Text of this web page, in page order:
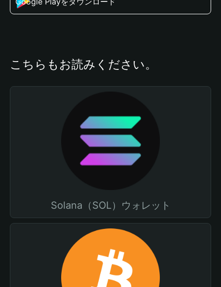
こちらもお読みください。
Solana（SOL）ウォレット